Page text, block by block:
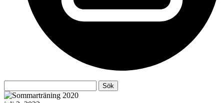
efter:
Sök